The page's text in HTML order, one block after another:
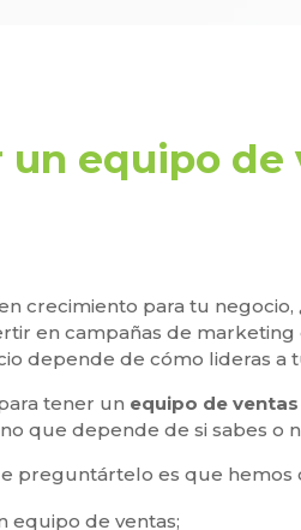
un equipo
crecimiento para tu
en campañas de
depende de cómo lideras a
tener un equipo de
que depende de si sabes o
preguntártelo es que
equipo de ventas;